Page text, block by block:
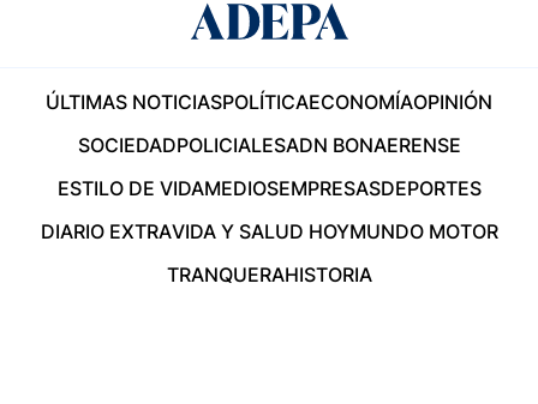
ÚLTIMAS NOTICIASPOLÍTICAECONOMÍAOPINIÓN
SOCIEDADPOLICIALESADN BONAERENSE
ESTILO DE VIDAMEDIOSEMPRESASDEPORTES
DIARIO EXTRAVIDA Y SALUD HOYMUNDO MOTOR
TRANQUERAHISTORIA